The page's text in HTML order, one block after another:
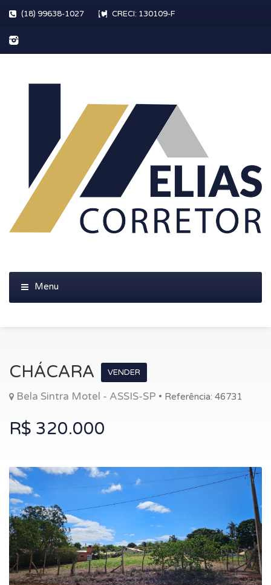
(18) 99638-1027 CRECI: 130109-F
CHÁCARA VENDER
Bela Sintra Motel - ASSIS-SP • Referência: 46731
R$ 320.000